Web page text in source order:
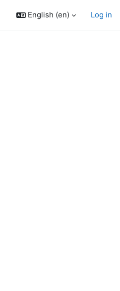
English ‎(en)‎ Log in